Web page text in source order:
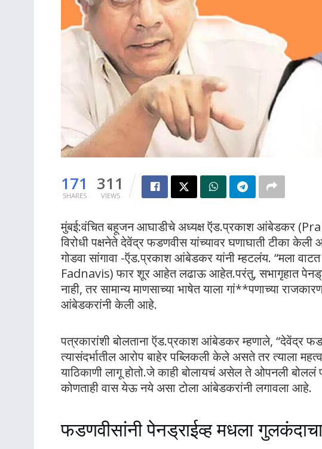
171
SHARES
311
VIEWS
मुंबई:वंचित बहूजन आघाडीचे अध्यक्ष ऍड.प्रकाश आंबेडकर
विरोधी पक्षनेते देवेंद्र फडणवीस यांच्यावर घणाघाती टीका
गोडवा सांगावा -ऍड.प्रकाश आंबेडकर यांनी म्हटलंय. “मला
Fadnavis) फार शूर आहेत लढाऊ आहेत.परंतु, सभागृहात
नाही, तर सामान्य माणसाच्या भाषेत याला गां**पणाच्या
आंबेडकरांनी केली आहे.
पत्रकारांशी बोलताना ऍड.प्रकाश आंबेडकर म्हणाले, “देवेंद्र
त्यासंदर्भातील आरोप बाहेर पब्लिकली केले असते तर त्याला
याठिकाणी लागू होतो.जे काही बोलायचं असेल ते ओपनली बोललं
कोणताही वास येऊ नये असा टोला आंबेडकरांनी लगावला आहे.
फडणवीसांनी पेनड्राईव्ह मधला गुलकंदाचा